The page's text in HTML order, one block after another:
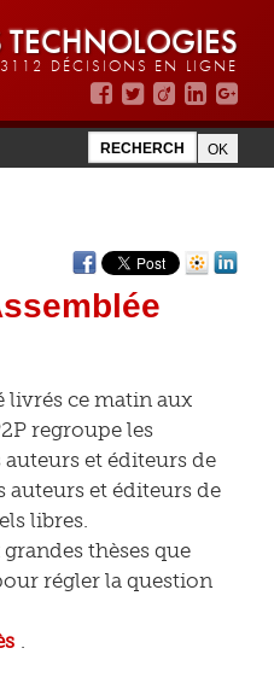
TECHNOLOGIES
3112 DÉCISIONS EN LIGNE
livrés ce matin aux
regroupe les
et éditeurs de
auteurs et éditeurs de
libres.
thèses que
régler la question
.